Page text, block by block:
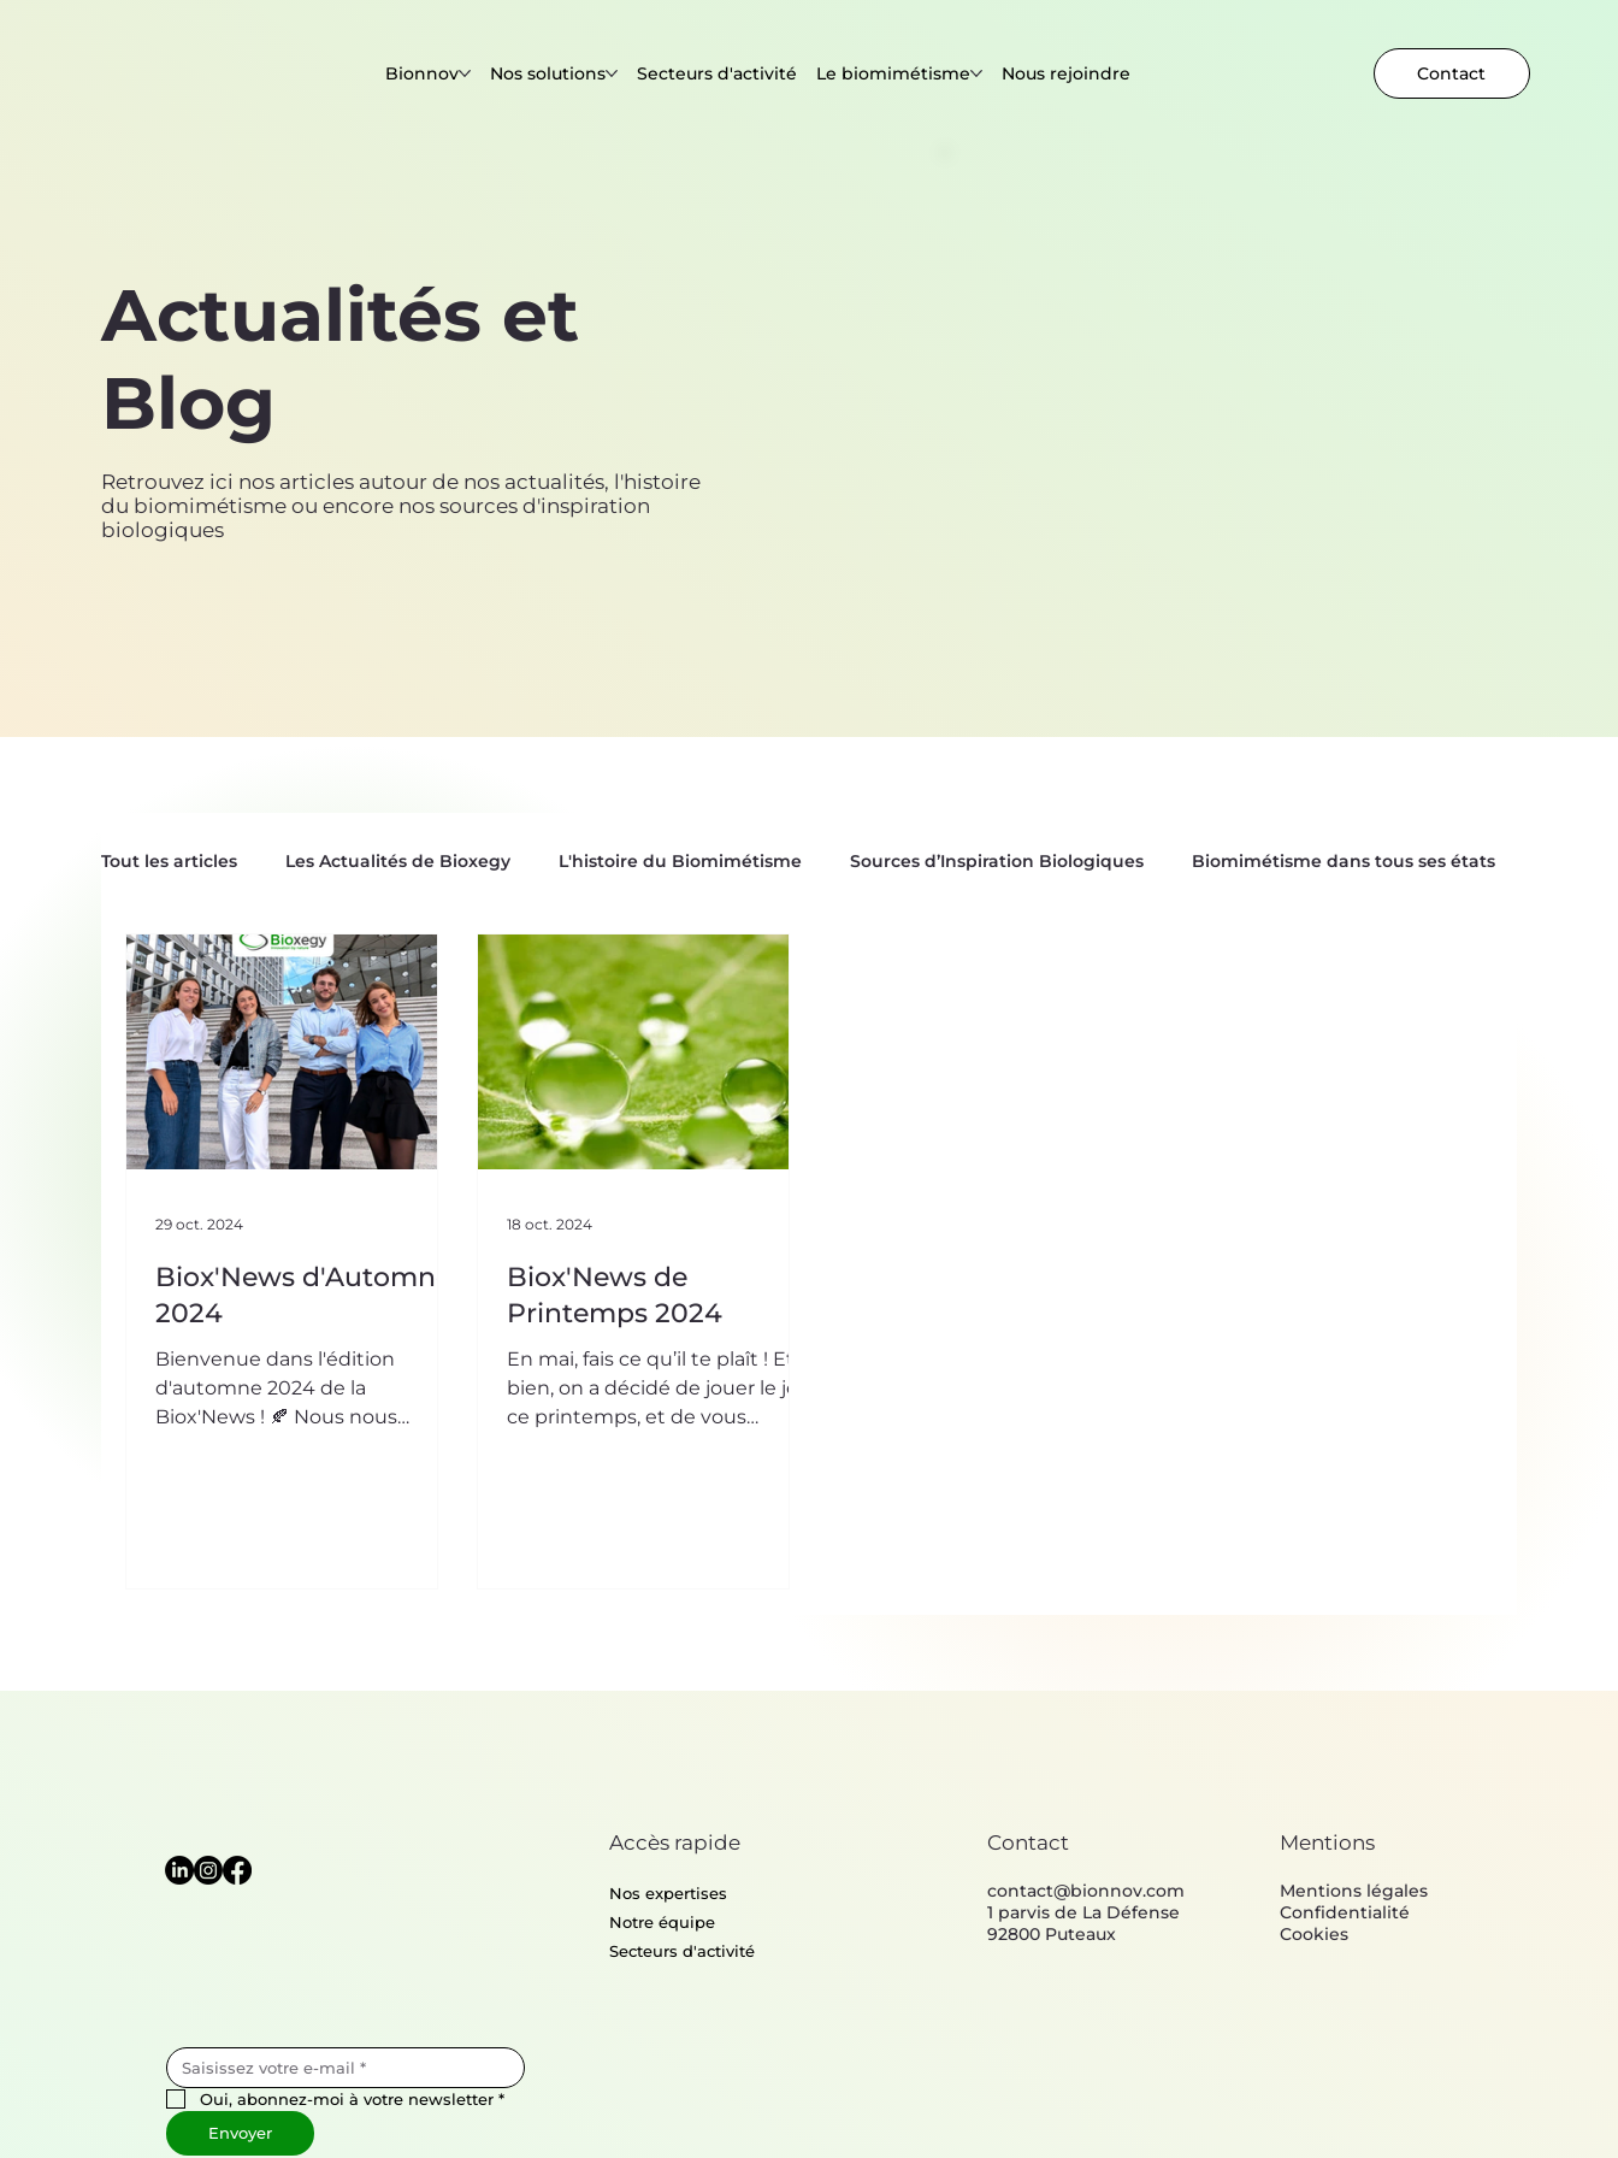
Bionnov Nos solutions Secteurs d'activité Le biomimétisme Nous rejoindre Contact
Actualités et
Blog
Retrouvez ici nos articles autour de nos actualités, l'histoire
du biomimétisme ou encore nos sources d'inspiration
biologiques
Tout les articles Les Actualités de Bioxegy L'histoire du Biomimétisme Sources d’Inspiration Biologiques Biomimétisme dans tous ses états
Le Saviez-Vous ? Nos Tops Biomimétiques Biox'News | Newsletter Bioxegy
Biox'News d'Automne
2024
Bienvenue dans l'édition
d'automne 2024 de la
Biox'News ! 🍂 Nous nous
29 oct. 2024
Biox'News de
Printemps 2024
En mai, fais ce qu’il te plaît ! Et
bien, on a décidé de jouer le jeu
ce printemps, et de vous
18 oct. 2024
Oui, abonnez-moi à votre newsletter *
Envoyer
Accès rapide
Nos expertises
Notre équipe
Secteurs d'activité
Contact
contact@bionnov.com
1 parvis de La Défense
92800 Puteaux
Mentions
Mentions légales
Confidentialité
Cookies